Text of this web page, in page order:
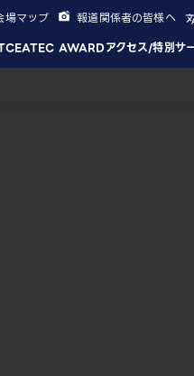
CEATEC AWARDアクセス/特別サ
場マップ 報道関係者の皆様へ